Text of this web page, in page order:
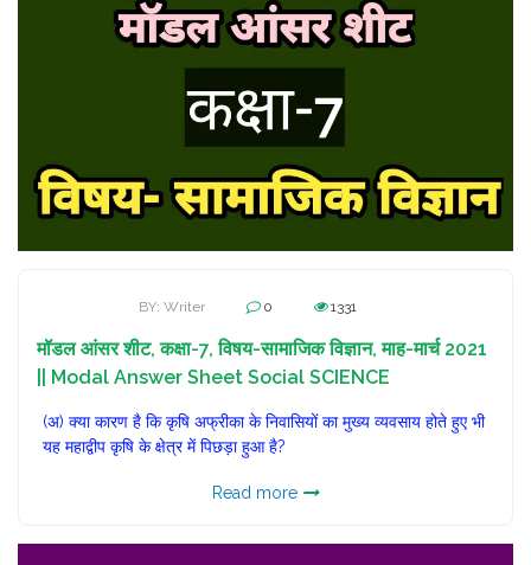
BY: Writer 0 1331
मॉडल आंसर शीट, कक्षा-7, विषय-सामाजिक विज्ञान, माह-मार्च 2021
|| Modal Answer Sheet Social SCIENCE
(अ) क्या कारण है कि कृषि अफ्रीका के निवासियों का मुख्य व्यवसाय होते हुए भी
यह महाद्वीप कृषि के क्षेत्र में पिछड़ा हुआ है?
Read more